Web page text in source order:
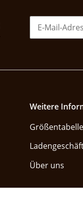
Weitere
Über uns